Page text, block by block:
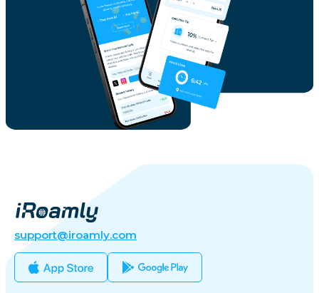
support@iroamly.com